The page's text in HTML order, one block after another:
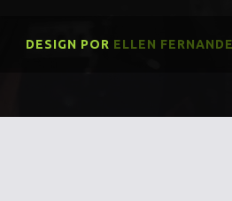
DESIGN POR ELLEN